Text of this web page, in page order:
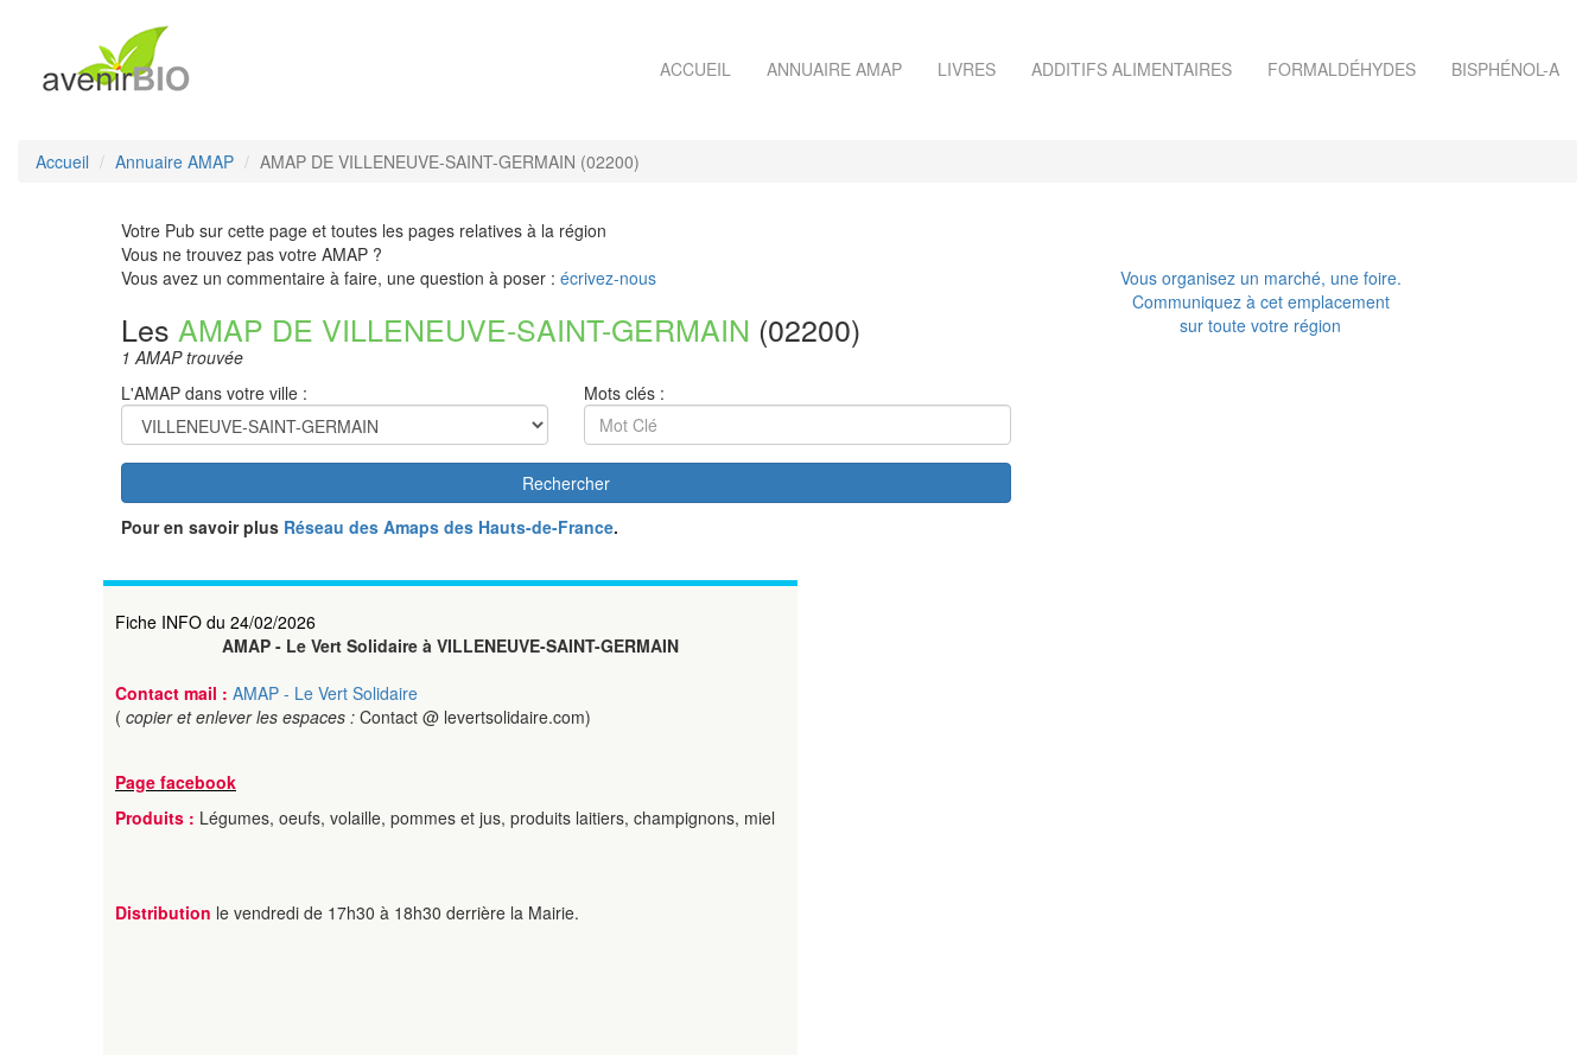
ACCUEIL ANNUAIRE AMAP LIVRES ADDITIFS ALIMENTAIRES FORMALDÉHYDES BISPHÉNOL-A
Accueil Annuaire AMAP AMAP DE VILLENEUVE-SAINT-GERMAIN (02200)
Votre Pub sur cette page et toutes les pages relatives à la région
Vous ne trouvez pas votre AMAP ?
Vous avez un commentaire à faire, une question à poser : écrivez-nous
Les AMAP DE VILLENEUVE-SAINT-GERMAIN (02200)
1 AMAP trouvée
L'AMAP dans votre ville :
Mots clés :
Rechercher
Pour en savoir plus Réseau des Amaps des Hauts-de-France.
Vous organisez un marché, une foire.
Communiquez à cet emplacement
sur toute votre région
Fiche INFO du 24/02/2026
AMAP - Le Vert Solidaire à VILLENEUVE-SAINT-GERMAIN
Contact mail : AMAP - Le Vert Solidaire
( copier et enlever les espaces : Contact @ levertsolidaire.com)
Page facebook
Produits : Légumes, oeufs, volaille, pommes et jus, produits laitiers, champignons, miel
Distribution le vendredi de 17h30 à 18h30 derrière la Mairie.